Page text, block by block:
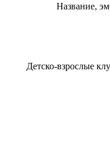
Название,
Детско-взрослые